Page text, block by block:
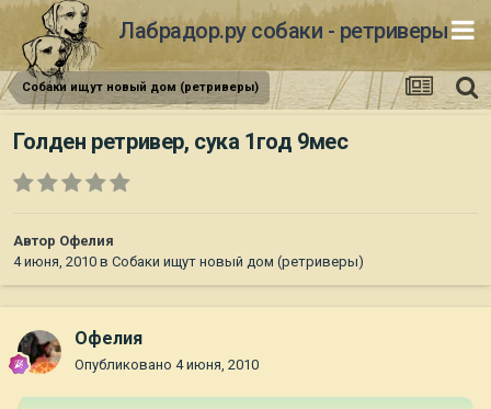
Лабрадор.ру собаки - ретриверы
Собаки ищут новый дом (ретриверы)
Голден ретривер, сука 1год 9мес
Автор Офелия
4 июня, 2010 в Собаки ищут новый дом (ретриверы)
Офелия
Опубликовано 4 июня, 2010